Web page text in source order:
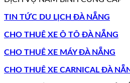
TIN TỨC DU LỊCH ĐÀ NẴNG
CHO THUÊ XE Ô TÔ ĐÀ NẴNG
CHO THUÊ XE MÁY ĐÀ NẴNG
CHO THUÊ XE CARNICAL ĐÀ